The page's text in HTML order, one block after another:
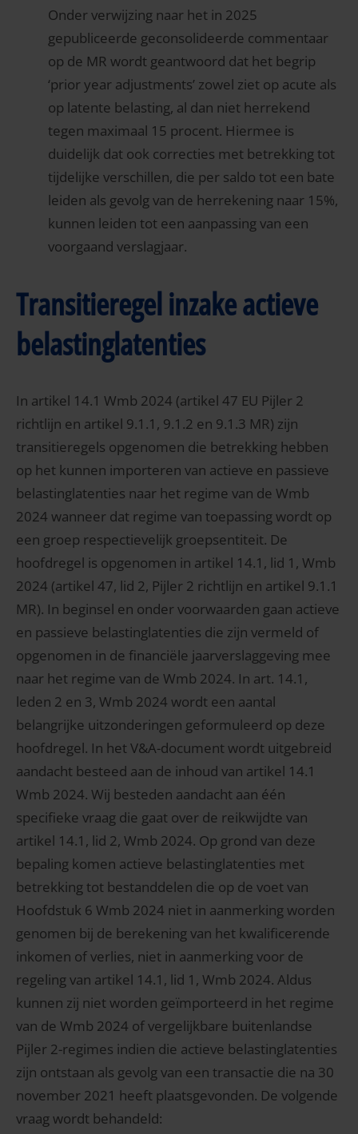
Onder verwijzing naar het in 2025
gepubliceerde geconsolideerde commentaar
op de MR wordt geantwoord dat het begrip
‘prior year adjustments’ zowel ziet op acute als
op latente belasting, al dan niet herrekend
tegen maximaal 15 procent. Hiermee is
duidelijk dat ook correcties met betrekking tot
tijdelijke verschillen, die per saldo tot een bate
leiden als gevolg van de herrekening naar 15%,
kunnen leiden tot een aanpassing van een
voorgaand verslagjaar.
Transitieregel inzake actieve
belastinglatenties
In artikel 14.1 Wmb 2024 (artikel 47 EU Pijler 2
richtlijn en artikel 9.1.1, 9.1.2 en 9.1.3 MR) zijn
transitieregels opgenomen die betrekking hebben
op het kunnen importeren van actieve en passieve
belastinglatenties naar het regime van de Wmb
2024 wanneer dat regime van toepassing wordt op
een groep respectievelijk groepsentiteit. De
hoofdregel is opgenomen in artikel 14.1, lid 1, Wmb
2024 (artikel 47, lid 2, Pijler 2 richtlijn en artikel 9.1.1
MR). In beginsel en onder voorwaarden gaan actieve
en passieve belastinglatenties die zijn vermeld of
opgenomen in de financiële jaarverslaggeving mee
naar het regime van de Wmb 2024. In art. 14.1,
leden 2 en 3, Wmb 2024 wordt een aantal
belangrijke uitzonderingen geformuleerd op deze
hoofdregel. In het V&A-document wordt uitgebreid
aandacht besteed aan de inhoud van artikel 14.1
Wmb 2024. Wij besteden aandacht aan één
specifieke vraag die gaat over de reikwijdte van
artikel 14.1, lid 2, Wmb 2024. Op grond van deze
bepaling komen actieve belastinglatenties met
betrekking tot bestanddelen die op de voet van
Hoofdstuk 6 Wmb 2024 niet in aanmerking worden
genomen bij de berekening van het kwalificerende
inkomen of verlies, niet in aanmerking voor de
regeling van artikel 14.1, lid 1, Wmb 2024. Aldus
kunnen zij niet worden geïmporteerd in het regime
van de Wmb 2024 of vergelijkbare buitenlandse
Pijler 2-regimes indien die actieve belastinglatenties
zijn ontstaan als gevolg van een transactie die na 30
november 2021 heeft plaatsgevonden. De volgende
vraag wordt behandeld: